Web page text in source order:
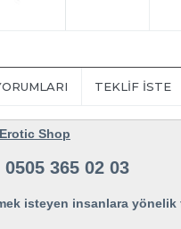
TEKLIF İSTE
Shop
365 02 03
isteyen insanlara yönelik